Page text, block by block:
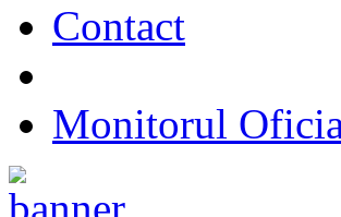
Contact
Monitorul